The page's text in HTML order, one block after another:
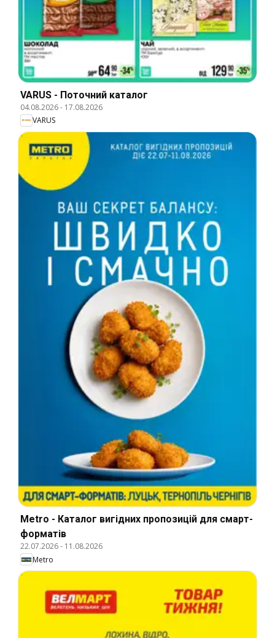
VARUS - Поточний каталог
04.08.2026- 17.08.2026
VARUS
Metro - Каталог вигідних пропозицій для смарт-
форматів
22.07.2026- 11.08.2026
Metro